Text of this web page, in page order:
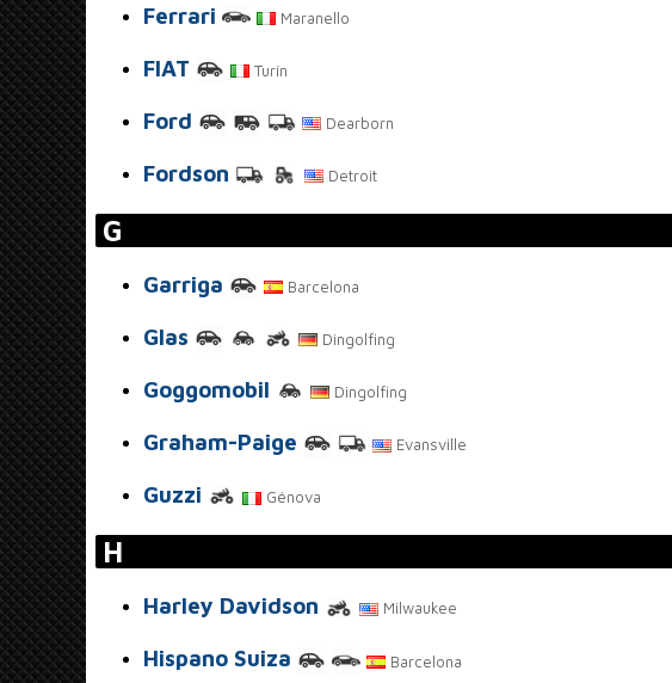
Ferrari Maranello
FIAT Turín
Ford Dearborn
Fordson Detroit
G
Garriga Barcelona
Glas Dingolfing
Goggomobil Dingolfing
Graham-Paige Evansville
Guzzi Génova
H
Harley Davidson Milwaukee
Hispano Suiza Barcelona